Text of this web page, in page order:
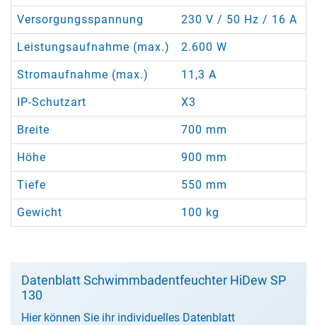
Versorgungsspannung 230 V / 50 Hz / 16 A
Leistungsaufnahme (max.) 2.600 W
Stromaufnahme (max.) 11,3 A
IP-Schutzart X3
Breite 700 mm
Höhe 900 mm
Tiefe 550 mm
Gewicht 100 kg
Datenblatt Schwimmbadentfeuchter HiDew SP
130
Hier können Sie ihr individuelles Datenblatt